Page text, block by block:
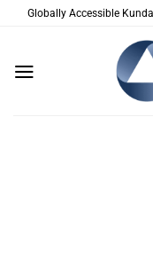
SaltaGlobally Accessible